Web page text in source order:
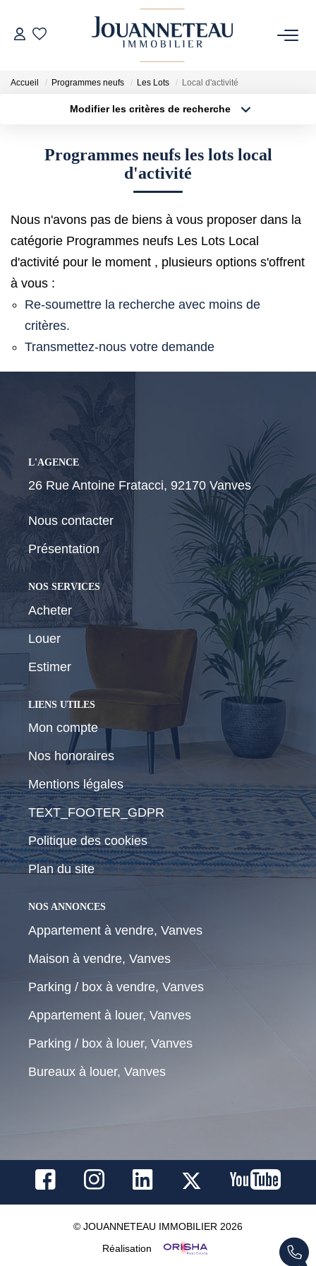
OFF-MARKET
ESTIMER
Estimation En Ligne
Estimation Sur Rendez-Vous
NOTRE HISTOIRE
NOTRE CHARTE
CONTACT
Accueil Programmes neufs Les Lots Local d'activité
Modifier les critères de recherche
Sélectionnez...
Type de bien
Surface min
Créer une alerte
Programmes neufs les lots local
d'activité
Nous n'avons pas de biens à vous proposer dans la
catégorie Programmes neufs Les Lots Local
d'activité pour le moment , plusieurs options s'offrent
à vous :
Re-soumettre la recherche avec moins de
critères.
Transmettez-nous votre demande
L'AGENCE
26 Rue Antoine Fratacci, 92170 Vanves
Nous contacter
Présentation
NOS SERVICES
Acheter
Louer
Estimer
LIENS UTILES
Mon compte
Nos honoraires
Mentions légales
TEXT_FOOTER_GDPR
Politique des cookies
Plan du site
NOS ANNONCES
Appartement à vendre, Vanves
Maison à vendre, Vanves
Parking / box à vendre, Vanves
Appartement à louer, Vanves
Parking / box à louer, Vanves
Bureaux à louer, Vanves
© JOUANNETEAU IMMOBILIER 2026
Réalisation